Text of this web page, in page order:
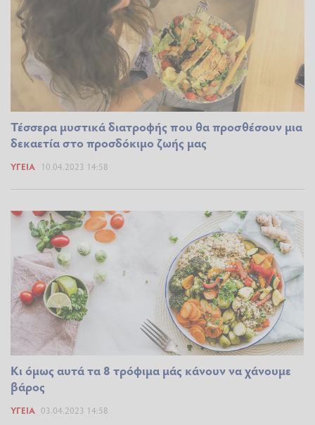
Τέσσερα μυστικά διατροφής που θα προσθέσουν μια
δεκαετία στο προσδόκιμο ζωής μας
ΥΓΕΊΑ 10.04.2023 14:58
Κι όμως αυτά τα 8 τρόφιμα μάς κάνουν να χάνουμε
βάρος
ΥΓΕΊΑ 03.04.2023 14:58